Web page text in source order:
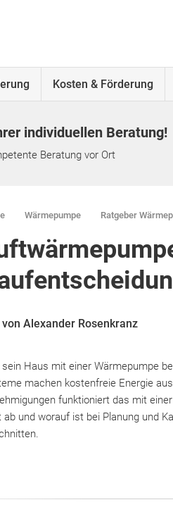
Kosten & Förderung
individuellen Beratung!
Beratung vor Ort
Wärmepumpe Ratgeber
von Alexander Rosenkranz
sein Haus mit einer Wärmepumpe
machen kostenfreie Energie
funktioniert das mit
ab und worauf ist bei Planung und